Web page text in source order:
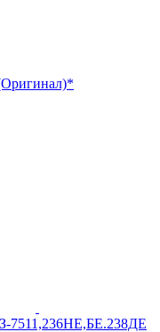
7511,236НЕ,БЕ.238ДЕ